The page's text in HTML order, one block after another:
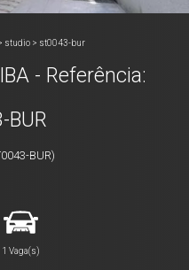
studio > st0043-bur
- Referência:
BUR
BUR)
1 Vaga(s)